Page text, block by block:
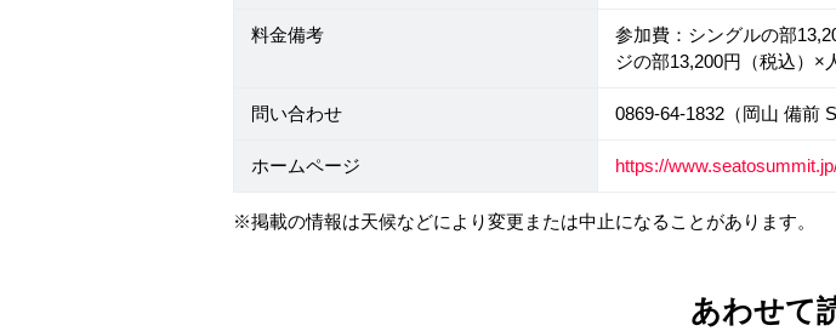
料金備考
参加費：シングルの部
ジの部13,200円（税込）×
問い合わせ 0869-64-1832（岡山 備前
ホームページ https://
※掲載の情報は天候などにより変更または中止になることがあります。
あわせて